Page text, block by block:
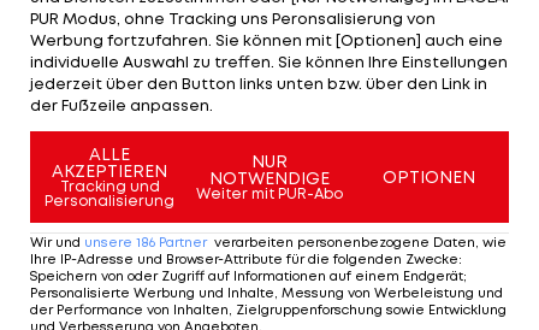
SLIDESHOW
STARTEN
Die 10 Männer mit den meisten
Riesentorlauf-Weltcupsiegen
PUR Modus, ohne Tracking uns Peronsalisierung von
Werbung fortzufahren. Sie können mit [Optionen] auch eine
individuelle Auswahl zu treffen. Sie können Ihre Einstellungen
jederzeit über den Button links unten bzw. über den Link in
der Fußzeile anpassen.
ALLE
AKZEPTIEREN
Tracking und
Personalisierung
NUR
NOTWENDIGE
Weiter mit PUR-Abo
OPTIONEN
Wir und unsere 186 Partner verarbeiten personenbezogene Daten, wie
Ihre IP-Adresse und Browser-Attribute für die folgenden Zwecke:
Speichern von oder Zugriff auf Informationen auf einem Endgerät;
Personalisierte Werbung und Inhalte, Messung von Werbeleistung und
der Performance von Inhalten, Zielgruppenforschung sowie Entwicklung
und Verbesserung von Angeboten.